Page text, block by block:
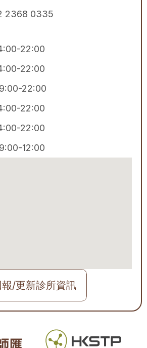
2368 0335
22:00
22:00
22:00
22:00
22:00
12:00
報/更新診所資訊